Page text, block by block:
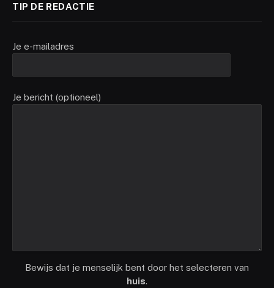
TIP DE REDACTIE
Je e-mailadres
Je bericht (optioneel)
Bewijs dat je menselijk bent door het selecteren van
huis.